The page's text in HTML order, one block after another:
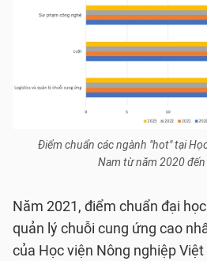
Điểm chuẩn các ngành "hot" tại
Nam từ năm 2020
Năm 2021, điểm chuẩn đại
quản lý chuỗi cung ứng cao
của Học viện Nông nghiệp